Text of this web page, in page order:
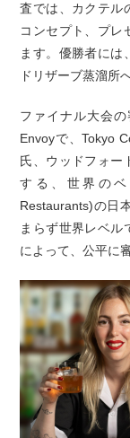
査では、カクテル
コンセプト、プレ
ます。優勝者には
ドリザーブ蒸溜所
ファイナル大会
Envoyで、Tokyo
氏、ウッドフォー
する、世界のベ
Restaurants)の日
まらず世界レベル
によって、公平に